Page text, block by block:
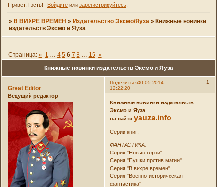
Привет, Гость! Войдитеили зарегистрируйтесь.
» В ВИХРЕ ВРЕМЕН » Издательство Эксмо/Яуза » Книжные новинки
издательств Эксмо и Яуза
Книжные новинки издательств Эксмо и Яуза
Страница: « 1 … 4 5 6 7 8 … 15 »
Поделиться 1
30-05-2014
12:22:20
Great Editor
Ведущий редактор
Книжные новинки издательств
Эксмо и Яуза
на сайте yauza.info
Серии книг:
ФАНТАСТИКА:
Серия "Новые герои"
Серия "Пушки против магии"
Серия "В вихре времен"
Серия "Военно-историческая
фантастика"